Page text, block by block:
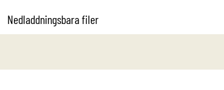
Nedladdningsbara filer